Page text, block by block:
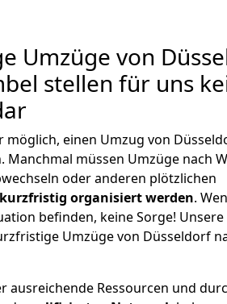
Umzüge von
stellen für uns
möglich, einen Umzug von
Manchmal müssen Umzüge nach
oder anderen plötzlichen
organisiert werden.
befinden, keine Sorge! Unsere
Umzüge von Düsseldorf
ausreichende Ressourcen und